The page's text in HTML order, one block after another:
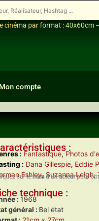
cinéma par format :40x60cm
Mon compte
:
: Fantastique,Photos
: Dana Gillespie, Eddie
Eshley,Suzanna Leigh,
sur lenom d’un acteurpour
technique :
: 1968
général : Bel état